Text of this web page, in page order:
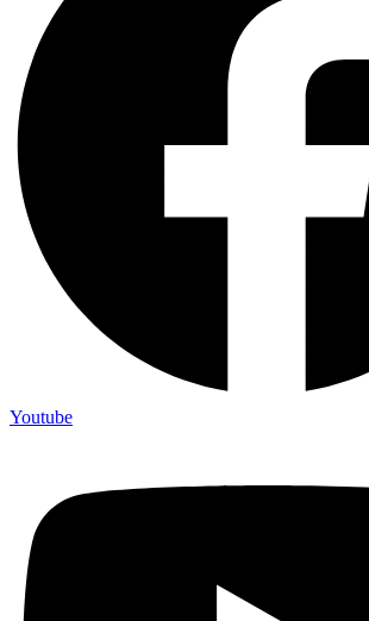
Youtube